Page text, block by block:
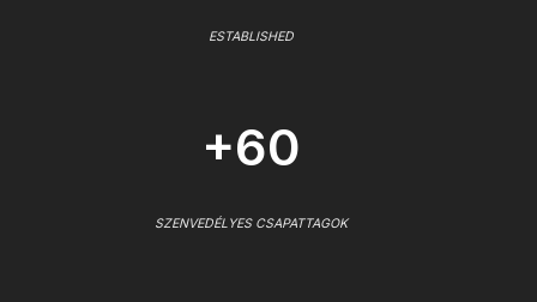
ESTABLISHED
+60
SZENVEDÉLYES CSAPATTAGOK